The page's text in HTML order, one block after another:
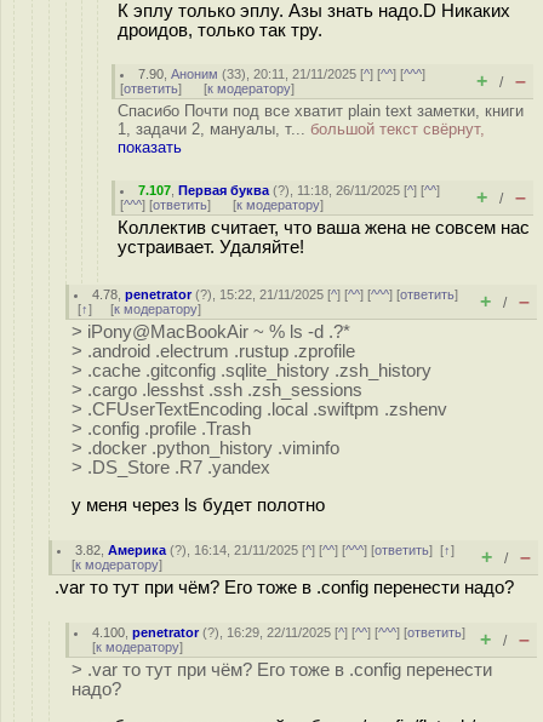
К эплу только эплу. Азы знать надо.D Никаких
дроидов, только так тру.
7.90 ,Аноним (33), 20:11, 21/11/2025 [^] [^^] [^^^]
[ответить] [к модератору] + / –
Спасибо Почти под все хватит plain text заметки, книги
1, задачи 2, мануалы, т... большой текст свёрнут,
показать
7.107 ,Первая буква (?), 11:18, 26/11/2025 [^] [^^]
[^^^] [ответить] [к модератору] + / –
Коллектив считает, что ваша жена не совсем нас
устраивает. Удаляйте!
4.78 ,penetrator(?), 15:22, 21/11/2025 [^] [^^] [^^^] [ответить]
[↑] [к модератору] + / –
> iPony@MacBookAir ~ % ls -d .?*
> .android .electrum .rustup .zprofile
> .cache .gitconfig .sqlite_history .zsh_history
> .cargo .lesshst .ssh .zsh_sessions
> .CFUserTextEncoding .local .swiftpm .zshenv
> .config .profile .Trash
> .docker .python_history .viminfo
> .DS_Store .R7 .yandex
у меня через ls будет полотно
3.82 ,Америка (?), 16:14, 21/11/2025 [^] [^^] [^^^] [ответить][↑]
[к модератору] + / –
.var то тут при чём? Его тоже в .config перенести надо?
4.100 ,penetrator(?), 16:29, 22/11/2025 [^] [^^] [^^^] [ответить]
[к модератору] + / –
> .var то тут при чём? Его тоже в .config перенести
надо?